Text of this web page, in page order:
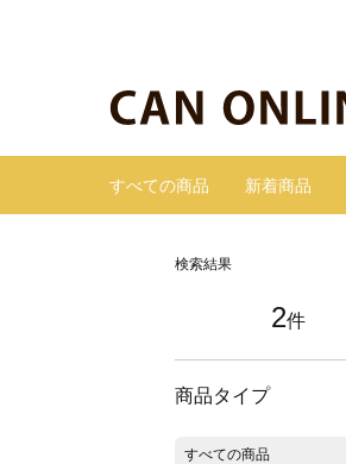
すべての商品 新着商品
検索結果
2件
商品タイプ
すべての商品